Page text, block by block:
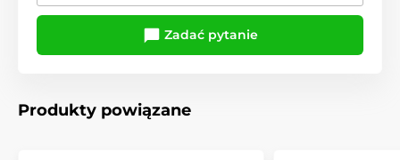
Zadać pytanie
Produkty powiązane